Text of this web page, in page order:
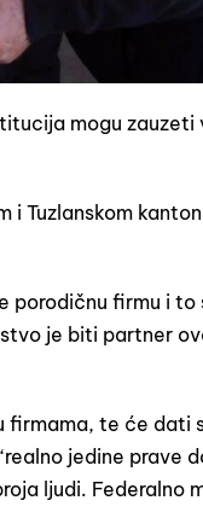
mogu zauzeti
Tuzlanskom
firmu i to
je biti partner
te će dati
jedine prave
ljudi. Federalno